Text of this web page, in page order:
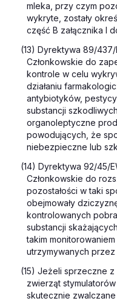
mleka, przy czym
wykryte, zostały
część B załącznika I
(13) Dyrektywa 89/437/
Członkowskie do
kontrole w celu
działaniu
antybiotyków,
substancji
organoleptyczne
powodujących, że
niebezpieczne lub
(14) Dyrektywa 92/45/
Członkowskie do
pozostałości w taki
obejmowały
kontrolowanych
substancji
takim
utrzymywanych przez
(15) Jeżeli sprzeczne
zwierząt
skutecznie